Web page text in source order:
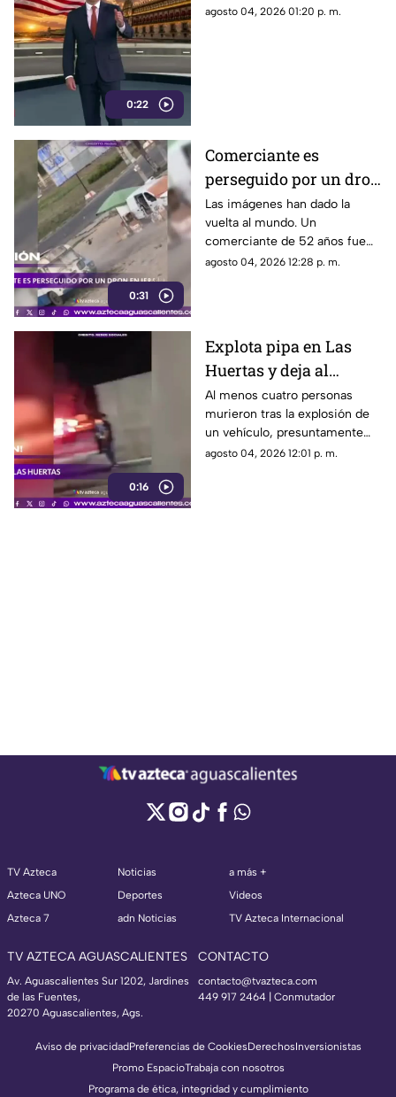
0:22
mesa sobre la
agosto 04, 2026 01:20 p. m.
0:31
Comerciante es
perseguido por un dron
en Jersón
Las imágenes han dado la
vuelta al mundo. Un
comerciante de 52 años fue
perseguido por un dron FPV
agosto 04, 2026 12:28 p. m.
0:16
Explota pipa en Las
Huertas y deja al
menos 4 personas
muertas
Al menos cuatro personas
murieron tras la explosión de
un vehículo, presuntamente
una pipa cargada con
agosto 04, 2026 12:01 p. m.
TV Azteca
Azteca UNO
Azteca 7
Noticias
Deportes
adn Noticias
a más +
Videos
TV Azteca Internacional
TV AZTECA AGUASCALIENTES
Av. Aguascalientes Sur 1202, Jardines
de las Fuentes,
20270 Aguascalientes, Ags.
CONTACTO
contacto@tvazteca.com
449 917 2464 | Conmutador
Aviso de privacidadPreferencias de CookiesDerechosInversionistas
Promo EspacioTrabaja con nosotros
Programa de ética, integridad y cumplimiento